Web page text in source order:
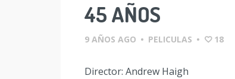
45 AÑOS
9 AÑOS AGO • PELICULAS • 18
Director: Andrew Haigh